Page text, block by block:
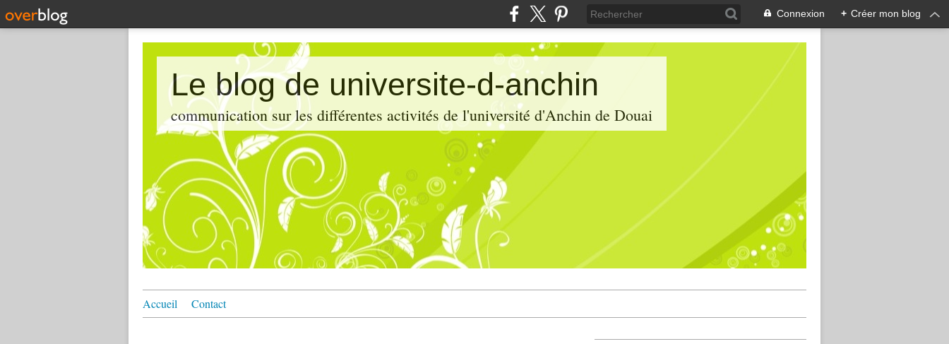
Connexion + Créer mon blog
Le blog de universite-d-anchin
communication sur les différentes activités de l'université d'Anchin de Douai
Accueil Contact